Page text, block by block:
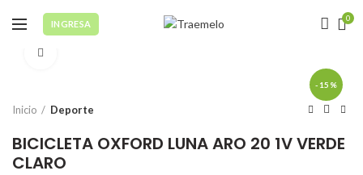
INGRESA
0
-15%
Inicio Deporte
BICICLETA OXFORD LUNA ARO 20 1V VERDE
CLARO